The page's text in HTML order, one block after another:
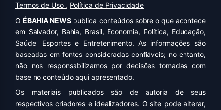
Termos de Uso , Política de Privacidade
OÉBAHIA NEWS publica conteúdos sobre o que acontece
em Salvador, Bahia, Brasil, Economia, Política, Educação,
Saúde, Esportes e Entretenimento. As informações são
baseadas em fontes consideradas confiáveis; no entanto,
não nos responsabilizamos por decisões tomadas com
base no conteúdo aqui apresentado.
Os materiais publicados são de autoria de seus
respectivos criadores e idealizadores. O site pode alterar,